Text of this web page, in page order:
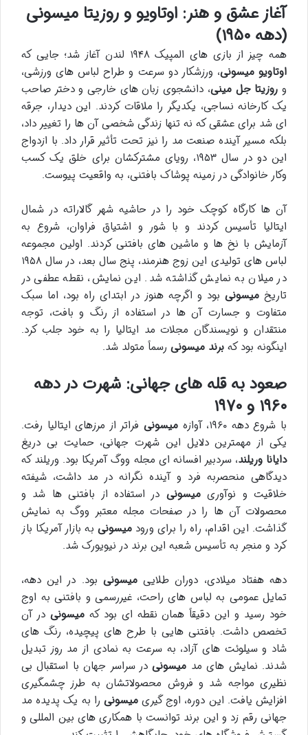
آغاز عشق و هنر: اوتاویو و روزیتا میسونی
(دهه ۱۹۵۰)
همه چیز از بازی های المپیک ۱۹۴۸ لندن آغاز شد؛ جایی که
اوتاویو میسونی، ورزشکار دو سرعت و طراح لباس های ورزشی،
و روزیتا جل مینی، دانشجوی زبان های خارجی و دختر صاحب
یک کارخانه نساجی، یکدیگر را ملاقات کردند. این دیدار، جرقه
ای شد برای عشقی که نه تنها زندگی شخصی آن ها را تغییر داد،
بلکه مسیر آینده صنعت مد را نیز تحت تأثیر قرار داد. با ازدواج
این دو در سال ۱۹۵۳، رویای مشترکشان برای خلق یک کسب
وکار خانوادگی در زمینه پوشاک بافتنی، به واقعیت پیوست.
آن ها کارگاه کوچک خود را در حاشیه شهر گالاراته در شمال
ایتالیا تأسیس کردند و با شور و اشتیاق فراوان، شروع به
آزمایش با نخ ها و ماشین های بافتنی کردند. اولین مجموعه
لباس های تولیدی این زوج هنرمند، پنج سال بعد، در سال ۱۹۵۸
در میلان به نمایش گذاشته شد. این نمایش، نقطه عطفی در
تاریخمیسونی بود و اگرچه هنوز در ابتدای راه بود، اما سبک
متفاوت و جسارت آن ها در استفاده از رنگ و بافت، توجه
منتقدان و نویسندگان مجلات مد ایتالیا را به خود جلب کرد.
اینگونه بود که برند میسونی رسماً متولد شد.
صعود به قله های جهانی: شهرت در دهه
۱۹۶۰ و ۱۹۷۰
با شروع دهه ۱۹۶۰، آوازه میسونی فراتر از مرزهای ایتالیا رفت.
یکی از مهمترین دلایل این شهرت جهانی، حمایت بی دریغ
دایانا وریلند، سردبیر افسانه ای مجله ووگ آمریکا بود. وریلند که
دیدگاهی منحصربه فرد و آینده نگرانه در مد داشت، شیفته
خلاقیت و نوآوریمیسونی در استفاده از بافتنی ها شد و
محصولات آن ها را در صفحات مجله معتبر ووگ به نمایش
گذاشت. این اقدام، راه را برای ورود میسونیبه بازار آمریکا باز
کرد و منجر به تأسیس شعبه این برند در نیویورک شد.
دهه هفتاد میلادی، دوران طلاییمیسونی بود. در این دهه،
تمایل عمومی به لباس های راحت، غیررسمی و بافتنی به اوج
خود رسید و این دقیقاً همان نقطه ای بود کهمیسونی در آن
تخصص داشت. بافتنی هایی با طرح های پیچیده، رنگ های
شاد و سیلوئت های آزاد، به سرعت به نمادی از مد روز تبدیل
شدند. نمایش های مد میسونیدر سراسر جهان با استقبال بی
نظیری مواجه شد و فروش محصولاتشان به طرز چشمگیری
افزایش یافت. این دوره، اوج گیریمیسونی را به یک پدیده مد
جهانی رقم زد و این برند توانست با همکاری های بین المللی و